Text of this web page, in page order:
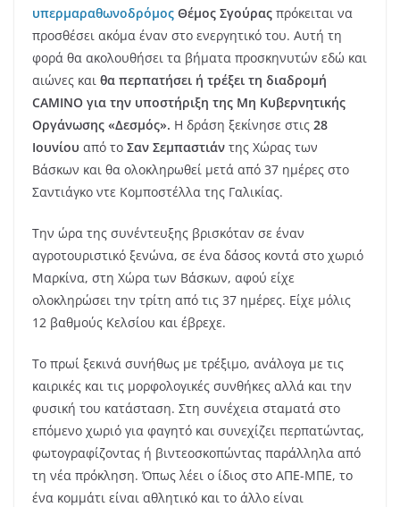
υπερμαραθωνοδρόμος Θέμος Σγούρας πρόκειται να
προσθέσει ακόμα έναν στο ενεργητικό του. Αυτή τη
φορά θα ακολουθήσει τα βήματα προσκηνυτών εδώ και
αιώνες και θα περπατήσει ή τρέξει τη διαδρομή
CAMINO για την υποστήριξη της Μη Κυβερνητικής
Οργάνωσης «Δεσμός». Η δράση ξεκίνησε στις 28
Ιουνίου από το Σαν Σεμπαστιάν της Χώρας των
Βάσκων και θα ολοκληρωθεί μετά από 37 ημέρες στο
Σαντιάγκο ντε Κομποστέλλα της Γαλικίας.
Την ώρα της συνέντευξης βρισκόταν σε έναν
αγροτουριστικό ξενώνα, σε ένα δάσος κοντά στο χωριό
Μαρκίνα, στη Χώρα των Βάσκων, αφού είχε
ολοκληρώσει την τρίτη από τις 37 ημέρες. Είχε μόλις
12 βαθμούς Κελσίου και έβρεχε.
Το πρωί ξεκινά συνήθως με τρέξιμο, ανάλογα με τις
καιρικές και τις μορφολογικές συνθήκες αλλά και την
φυσική του κατάσταση. Στη συνέχεια σταματά στο
επόμενο χωριό για φαγητό και συνεχίζει περπατώντας,
φωτογραφίζοντας ή βιντεοσκοπώντας παράλληλα από
τη νέα πρόκληση. Όπως λέει ο ίδιος στο ΑΠΕ-ΜΠΕ, το
ένα κομμάτι είναι αθλητικό και το άλλο είναι